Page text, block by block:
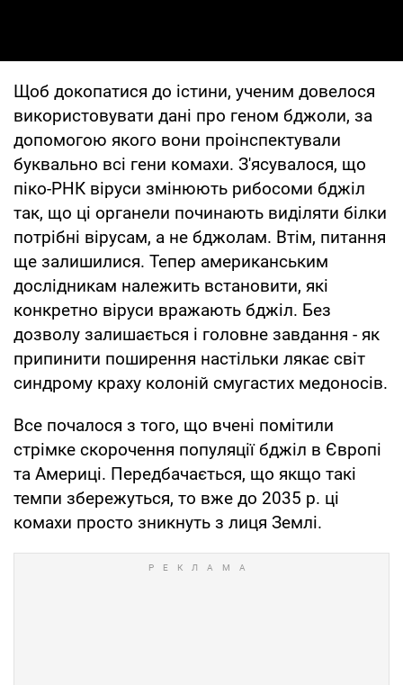
Щоб докопатися до істини, ученим довелося
використовувати дані про геном бджоли, за
допомогою якого вони проінспектували
буквально всі гени комахи. З'ясувалося, що
піко-РНК віруси змінюють рибосоми бджіл
так, що ці органели починають виділяти білки
потрібні вірусам, а не бджолам. Втім, питання
ще залишилися. Тепер американським
дослідникам належить встановити, які
конкретно віруси вражають бджіл. Без
дозволу залишається і головне завдання - як
припинити поширення настільки лякає світ
синдрому краху колоній смугастих медоносів.
Все почалося з того, що вчені помітили
стрімке скорочення популяції бджіл в Європі
та Америці. Передбачається, що якщо такі
темпи збережуться, то вже до 2035 р. ці
комахи просто зникнуть з лиця Землі.